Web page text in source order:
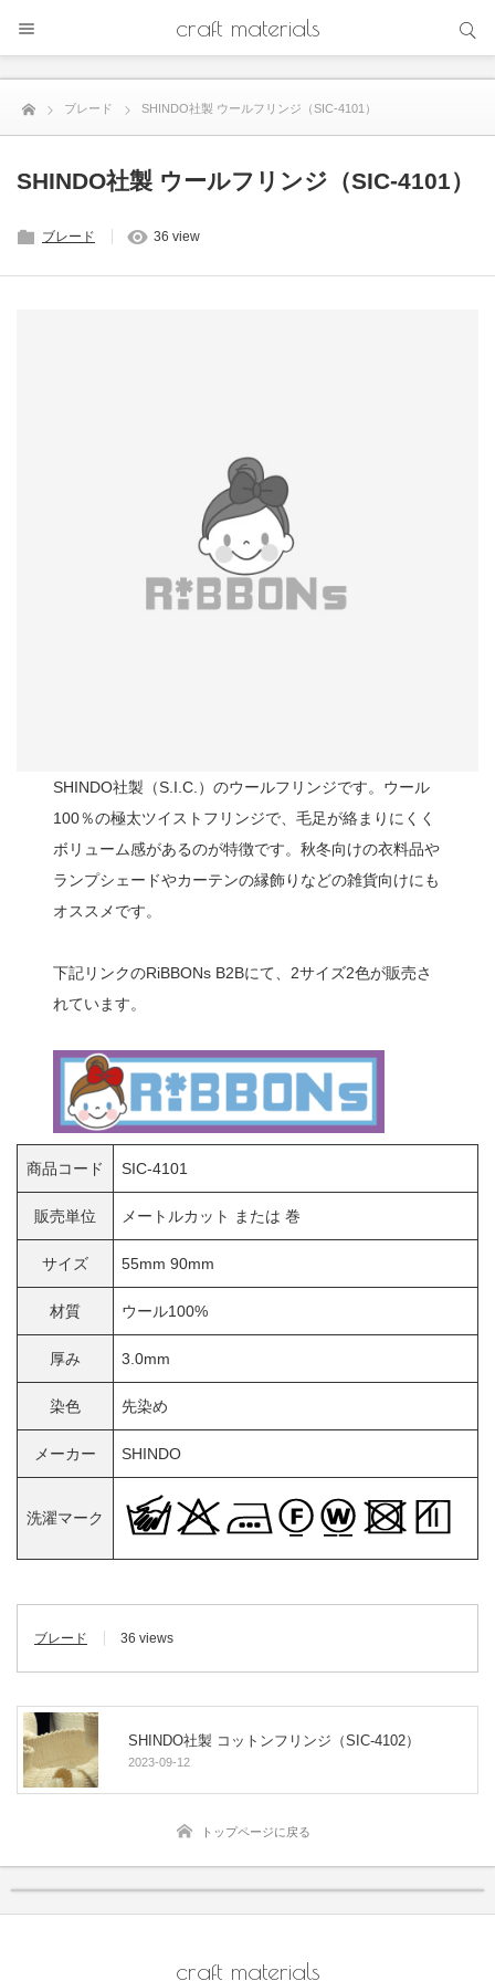
craft materials
ブレード SHINDO社製 ウールフリンジ（SIC-4101）
SHINDO社製 ウールフリンジ（SIC-4101）
ブレード 36 view
SHINDO社製（S.I.C.）のウールフリンジです。ウール
100％の極太ツイストフリンジで、毛足が絡まりにくく
ボリューム感があるのが特徴です。秋冬向けの衣料品や
ランプシェードやカーテンの縁飾りなどの雑貨向けにも
オススメです。
下記リンクのRiBBONs B2Bにて、2サイズ2色が販売さ
れています。
商品コード SIC-4101
販売単位 メートルカット または 巻
サイズ 55mm 90mm
材質 ウール100%
厚み 3.0mm
染色 先染め
メーカー SHINDO
洗濯マーク
ブレード 36 views
SHINDO社製 コットンフリンジ（SIC-4102）
2023-09-12
トップページに戻る
craft materials